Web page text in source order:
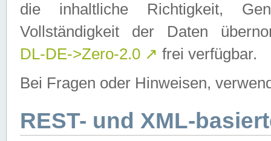
die inhaltliche Richtigkeit,
Vollständigkeit der Daten
DL-DE->Zero-2.0 ↗ frei verfügbar.
Bei Fragen oder Hinweisen,
REST- und XML-